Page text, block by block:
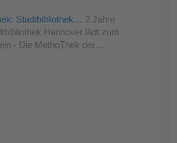
Stadtbibliothek… 2 Jahre
Hannover lädt zum
- Die MethoThek der…